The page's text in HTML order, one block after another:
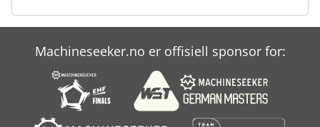
Machineseeker.no er offisiell sponsor for: